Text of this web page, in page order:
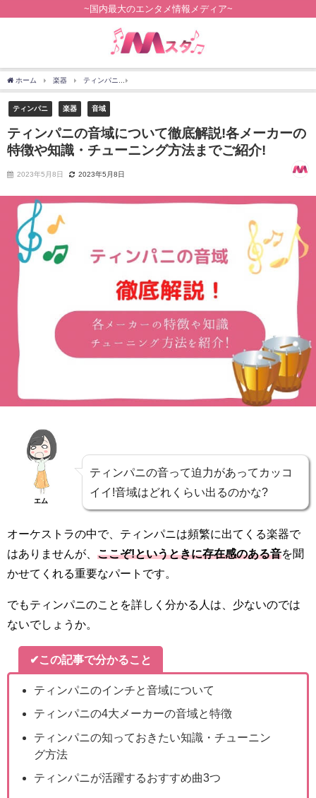
~国内最大のエンタメ情報メディア~
ホーム 楽器 ティンパニ
ティンパニ 楽器 音域
ティンパニの音域について徹底解説!各メーカーの
特徴や知識・チューニング方法までご紹介!
2023年5月8日 2023年5月8日
エム
ティンパニの音って迫力があってカッコ
イイ!音域はどれくらい出るのかな?
オーケストラの中で、ティンパニは頻繁に出てくる楽器で
はありませんが、 ここぞ!というときに存在感のある音を聞
かせてくれる重要なパートです。
でもティンパニのことを詳しく分かる人は、少ないのでは
ないでしょうか。
✔この記事で分かること
ティンパニのインチと音域について
ティンパニの4大メーカーの音域と特徴
ティンパニの知っておきたい知識・チューニン
グ方法
ティンパニが活躍するおすすめ曲3つ